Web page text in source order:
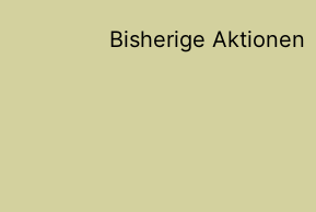
Fuchs-
Bisherige Aktionen